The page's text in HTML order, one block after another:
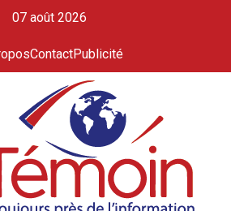
07 août 2026
ContactPublicité